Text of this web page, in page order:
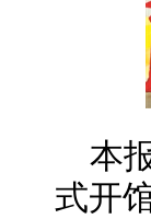
本
式开馆